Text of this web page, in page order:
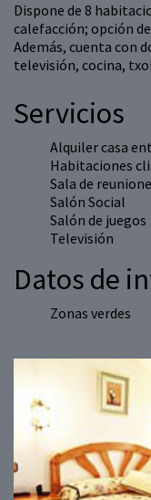
Dispone de 8
calefacción; opción
Además, cuenta con
televisión, cocina,
Servicios
Alquiler casa
Habitaciones
Sala de
Salón Social
Salón de juegos
Televisión
Datos de
Zonas verdes